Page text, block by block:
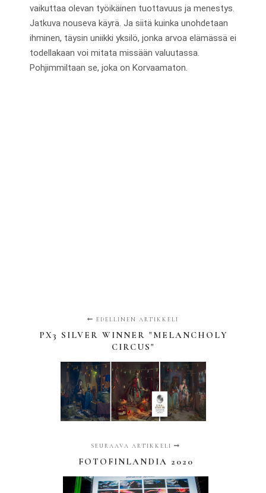
vaikuttaa olevan työikäinen tuottavuus ja menestys.
Jatkuva nouseva käyrä. Ja siitä kuinka unohdetaan
ihminen, täysin uniikki yksilö, jonka arvoa elämässä ei
todellakaan voi mitata missään valuutassa.
Pohjimmiltaan se, joka on Korvaamaton.
EDELLINEN ARTIKKELI
PX3 SILVER WINNER "MELANCHOLY
CIRCUS"
SEURAAVA ARTIKKELI
FOTOFINLANDIA 2020